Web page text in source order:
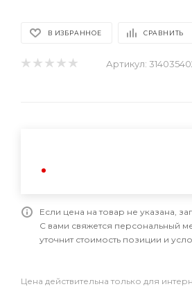
В ИЗБРАННОЕ СРАВНИТЬ
Артикул:
Если цена на товар не указана,
С вами свяжется персональный
уточнит стоимость позиции и
Цена действительна только для